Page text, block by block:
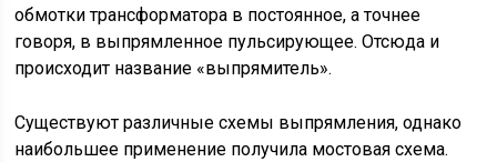
обмотки трансформатора в постоянное, а точнее
говоря, в выпрямленное пульсирующее. Отсюда и
происходит название «выпрямитель».
Существуют различные схемы выпрямления, однако
наибольшее применение получила мостовая схема.